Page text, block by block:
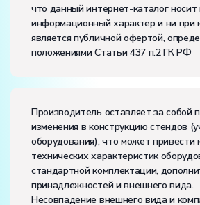
частота, Гц:50
Класс защиты от поражения
Диапазон рабочих температур,
Влажность, %:до 80
что данный интернет-каталог
информационный характер и ни при
является публичной офертой,
положениями Статьи 437 п.2 ГК РФ
Производитель оставляет за собой
изменения в конструкцию стендов
оборудования), что может привести
технических характеристик
стандартной комплектации,
принадлежностей и внешнего вида.
Несовпадение внешнего вида и